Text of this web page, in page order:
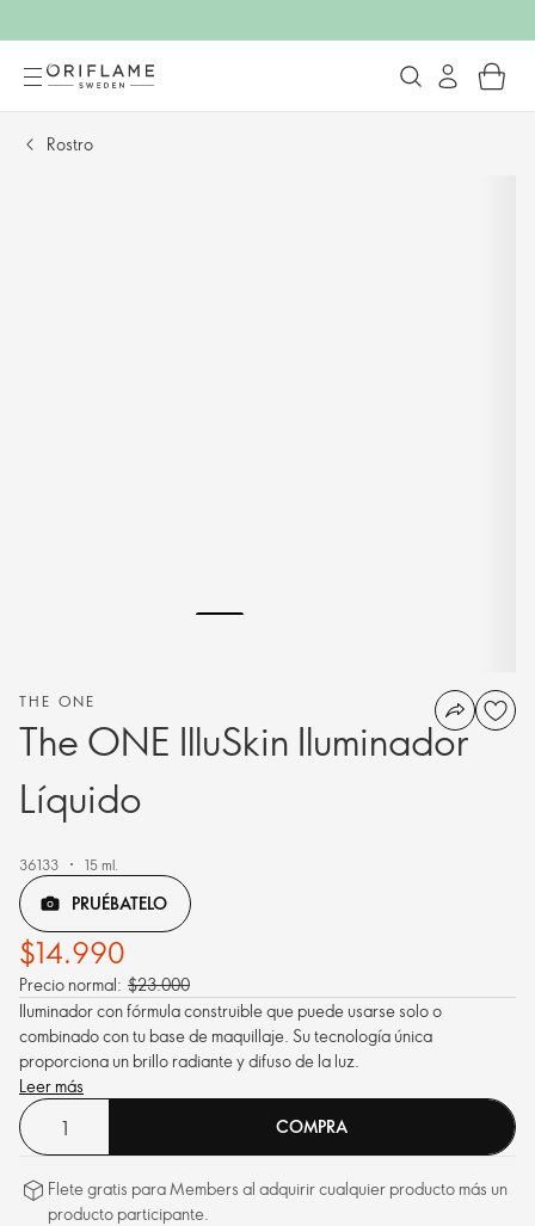
Rostro
THE ONE
The ONE IlluSkin Iluminador
Líquido
36133 15 ml.
PRUÉBATELO
$14.990
Precio normal: $23.000
Iluminador con fórmula construible que puede usarse solo o
combinado con tu base de maquillaje. Su tecnología única
proporciona un brillo radiante y difuso de la luz.
Leer más
COMPRA
Flete gratis para Members al adquirir cualquier producto más un
producto participante.